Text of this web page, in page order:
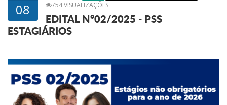
08 754 VISUALIZAÇÕES
EDITAL N°02/2025 - PSS
ESTAGIÁRIOS